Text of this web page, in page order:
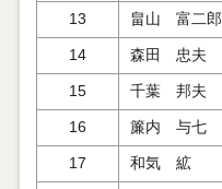
13 畠山 富二郎
14 森田 忠夫
15 千葉 邦夫
16 簾内 与七
17 和気 絋